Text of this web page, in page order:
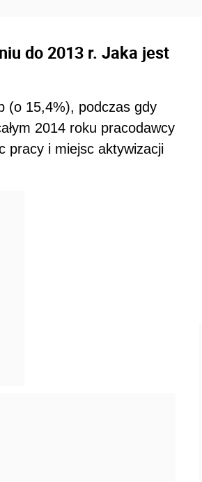
do 2013 r. Jaka jest
(o 15,4%), podczas gdy
2014 roku pracodawcy
pracy i miejsc aktywizacji